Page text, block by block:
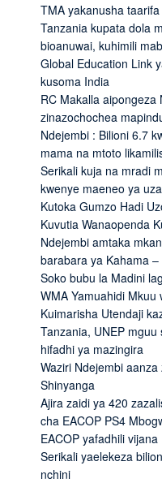
TMA yakanusha
Tanzania kupata dola
bioanuwai, kuhimili
Global Education Link
kusoma India
RC Makalla aipongeza
zinazochochea
Ndejembi : Bilioni 6.7
mama na mtoto
Serikali kuja na mradi
kwenye maeneo ya
Kutoka Gumzo Hadi
Kuvutia Wanaopenda
Ndejembi amtaka
barabara ya Kahama
Soko bubu la Madini
WMA Yamuahidi Mkuu
Kuimarisha Utendaji
Tanzania, UNEP
hifadhi ya mazingira
Waziri Ndejembi
Shinyanga
Ajira zaidi ya 420
cha EACOP PS4
EACOP yafadhili
Serikali yaelekeza
nchini